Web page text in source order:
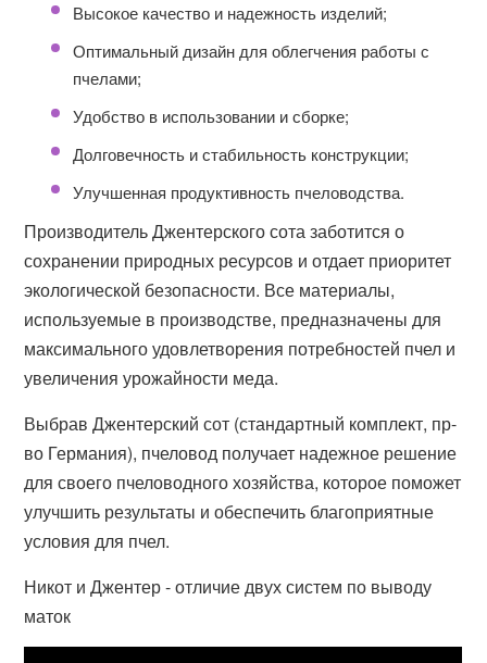
Высокое качество и надежность изделий;
Оптимальный дизайн для облегчения работы с
пчелами;
Удобство в использовании и сборке;
Долговечность и стабильность конструкции;
Улучшенная продуктивность пчеловодства.
Производитель Джентерского сота заботится о
сохранении природных ресурсов и отдает приоритет
экологической безопасности. Все материалы,
используемые в производстве, предназначены для
максимального удовлетворения потребностей пчел и
увеличения урожайности меда.
Выбрав Джентерский сот (стандартный комплект, пр-
во Германия), пчеловод получает надежное решение
для своего пчеловодного хозяйства, которое поможет
улучшить результаты и обеспечить благоприятные
условия для пчел.
Никот и Джентер - отличие двух систем по выводу
маток